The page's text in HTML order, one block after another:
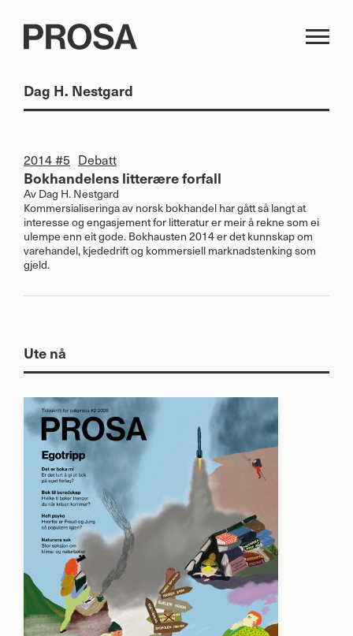
Dag H. Nestgard
2014 #5 Debatt
Bokhandelens litterære forfall
Av Dag H. Nestgard
Kommersialiseringa av norsk bokhandel har gått så langt at
interesse og engasjement for litteratur er meir å rekne som ei
ulempe enn eit gode. Bokhausten 2014 er det kunnskap om
varehandel, kjededrift og kommersiell marknadstenking som
gjeld.
Ute nå